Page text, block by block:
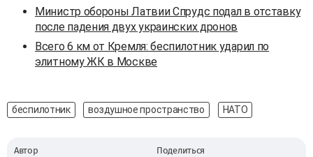
Министр обороны Латвии Спрудс подал в отставку
после падения двух украинских дронов
Всего 6 км от Кремля: беспилотник ударил по
элитному ЖК в Москве
беспилотник воздушное пространство НАТО
Автор Поделиться